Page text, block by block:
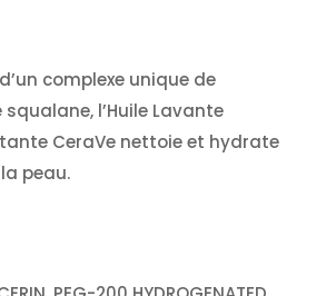
complexe unique de
l’Huile Lavante
CeraVe nettoie et hydrate
peau.